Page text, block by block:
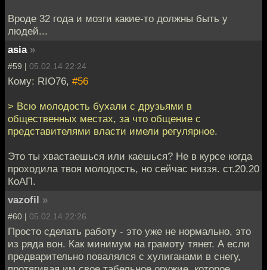
Вроде 32 года и мозги какие-то должны быть у
людей...
asia »
#59 | 05.02.14 22:24
Кому: RIO76, #56
> Всю молодость бухали с друзьями в
общественных местах, за что общение с
представителями власти имели регулярное.
Это ты хвастаешься или каешься? Не в курсе когда
проходила твоя молодость, но сейчас низзя. ст.20.20
КоАП.
vazofil »
#60 | 05.02.14 22:26
Просто сделать работу - это уже не нормально, это
из ряда вон. Как минимум на грамоту тянет. А если
предварительно повалялся с хулиганами в снегу,